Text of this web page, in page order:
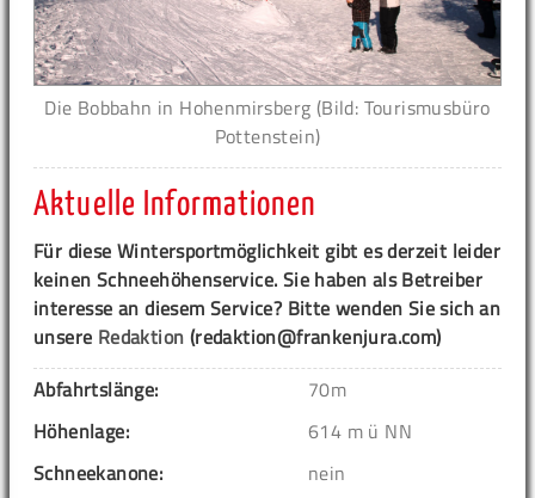
Die Bobbahn in Hohenmirsberg (Bild: Tourismusbüro
Pottenstein)
Aktuelle Informationen
Für diese Wintersportmöglichkeit gibt es derzeit leider
keinen Schneehöhenservice. Sie haben als Betreiber
interesse an diesem Service? Bitte wenden Sie sich an
unsere Redaktion (redaktion@frankenjura.com)
Abfahrtslänge:
70m
Höhenlage:
614 m ü NN
Schneekanone:
nein